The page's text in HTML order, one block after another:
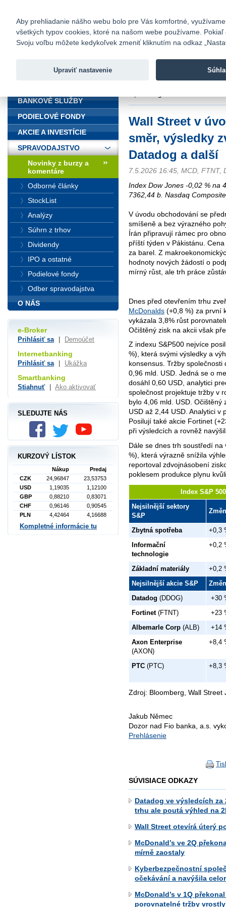
Fio banka
Fio banka
Wall Street v
směr, výsledky
Datadog a další
7.5.2026 16:45, MCD, FTNT,
Index Dow Jones -0,02 % na
7362,44 b. Nasdaq
V úvodu obchodování se
smíšeně a bez výrazného
Írán připravují rámec pro
příští týden v Pákistánu.
za barel. Z
hodnoty nových žádostí o
mírný růst, ale trh práce
Dnes před otevřením trhu
McDonalds (+0,8 %) za první
vykázala 3,8% růst
Očištěný zisk na akcii však
Z indexu S&P500 nejvíce
%), která svými výsledky a
konsensus. Tržby
0,96 mld. USD. Jedná se o
dosáhl 0,60 USD, analytici
společnost projektuje tržby v
bylo 4,06 mld. USD. Očištěný
USD až 2,44 USD. Analytici v
Posilují také akcie Fortinet
při výsledcích a rovněž
Dále se dnes trh soustředí
%), která výrazně snížila
reportoval zdvojnásobení
poklesem produkce plynu
Index S&P
Nejsilnější sektory
S&P
Zbytná spotřeba
+0,3
Informační
technologie
+0,2
Základní materiály
+0,2
Nejsilnější akcie S&P
Datadog (DDOG)
+30
Fortinet(FTNT)
+23
Albemarle Corp (ALB)
+14
Axon Enterprise
(AXON)
+8,4
PTC (PTC) +8,3
Zdroj: Bloomberg, Wall Street
Jakub Němec
Dozor nad Fio banka, a.s.
Prehlásenie
SÚVISIACE ODKAZY
Datadog ve výsledcích
trhu ale poutá výhled na
Wall Street otevírá úterý
McDonald’s ve 2Q
mírně zaostaly
Kyberbezpečnostní
očekávání a navýšila
McDonald’s v 1Q
porovnatelné tržby vrostly
BANKOVÉ SLUŽBY
PODIELOVÉ FONDY
AKCIE A INVESTÍCIE
SPRAVODAJSTVO
Novinky z burzy a
komentáre
Odborné články
StockList
Analýzy
Súhrn z trhov
Dividendy
IPO a ostatné
Podielové fondy
Odber spravodajstva
O NÁS
e-Broker
Prihlásiť sa Demoúčet
Internetbanking
Prihlásiť sa Ukážka
Smartbanking
Stiahnuť Ako aktivovať
SLEDUJTE NÁS
KURZOVÝ LÍSTOK
Nákup
Predaj
CZK
24,96847
23,53753
USD
1,19035
1,12100
GBP
0,88210
0,83071
CHF
0,96146
0,90545
PLN
4,42464 4,16688
Kompletné informácie tu
Aby prehliadanie nášho webu bolo pre Vás komfortné,
všetkých typov cookies, ktoré na našom webe používame.
Svoju voľbu môžete kedykoľvek zmeniť kliknutím na odkaz
Upraviť nastavenie